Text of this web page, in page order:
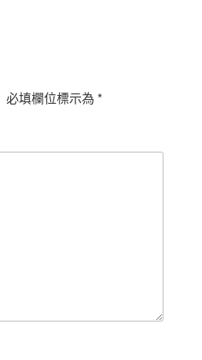
必填欄位標示為 *